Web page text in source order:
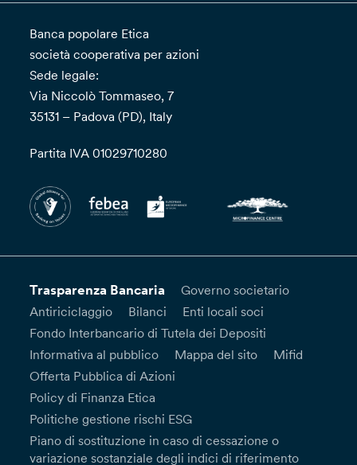
Banca popolare Etica
società cooperativa per azioni
Sede legale:
Via Niccolò Tommaseo, 7
35131 – Padova (PD), Italy
Partita IVA 01029710280
Trasparenza Bancaria
Governo societario
Antiriciclaggio
Bilanci
Enti locali soci
Fondo Interbancario di Tutela dei Depositi
Informativa al pubblico
Mappa del sito
Mifid
Offerta Pubblica di Azioni
Policy di Finanza Etica
Politiche gestione rischi ESG
Piano di sostituzione in caso di cessazione o
variazione sostanziale degli indici di riferimento